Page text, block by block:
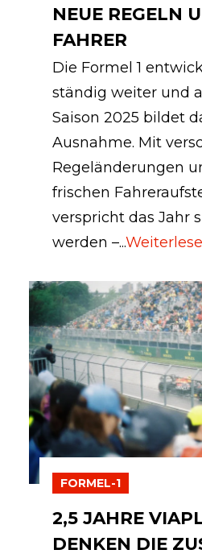
NEUE REGELN
FAHRER
Die Formel 1
ständig weiter und
Saison 2025 bildet
Ausnahme. Mit
Regeländerungen
frischen
verspricht das Jahr
werden –...
FORMEL-1
2,5 JAHRE
DENKEN DIE